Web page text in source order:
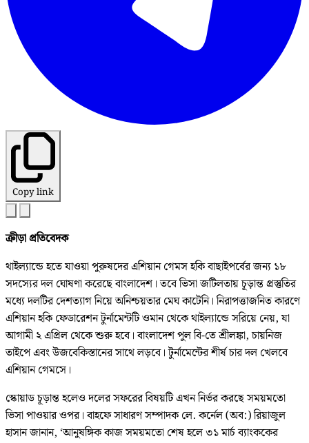
Copy link
ক্রীড়া প্রতিবেদক
থাইল্যান্ডে হতে যাওয়া পুরুষদের এশিয়ান গেমস হকি বাছাইপর্বের জন্য ১৮
সদস্যের দল ঘোষণা করেছে বাংলাদেশ। তবে ভিসা জটিলতায় চূড়ান্ত প্রস্তুতির
মধ্যে দলটির দেশত্যাগ নিয়ে অনিশ্চয়তার মেঘ কাটেনি। নিরাপত্তাজনিত কারণে
এশিয়ান হকি ফেডারেশন টুর্নামেন্টটি ওমান থেকে থাইল্যান্ডে সরিয়ে নেয়, যা
আগামী ২ এপ্রিল থেকে শুরু হবে। বাংলাদেশ পুল বি-তে শ্রীলঙ্কা, চায়নিজ
তাইপে এবং উজবেকিস্তানের সাথে লড়বে। টুর্নামেন্টের শীর্ষ চার দল খেলবে
এশিয়ান গেমসে।
স্কোয়াড চূড়ান্ত হলেও দলের সফরের বিষয়টি এখন নির্ভর করছে সময়মতো
ভিসা পাওয়ার ওপর। বাহফে সাধারণ সম্পাদক লে. কর্নেল (অব:) রিয়াজুল
হাসান জানান, ‘আনুষঙ্গিক কাজ সময়মতো শেষ হলে ৩১ মার্চ ব্যাংককের